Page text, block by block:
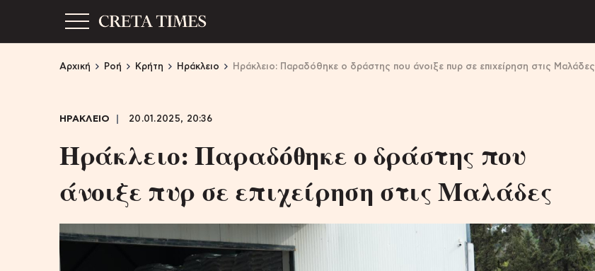
Αρχική Ροή Κρήτη Ηράκλειο Ηράκλειο: Παραδόθηκε ο δράστης που άνοιξε πυρ σε επιχείρηση στις Μαλάδες
ΗΡΑΚΛΕΙΟ 20.01.2025, 20:36
Ηράκλειο: Παραδόθηκε ο δράστης που
άνοιξε πυρ σε επιχείρηση στις Μαλάδες